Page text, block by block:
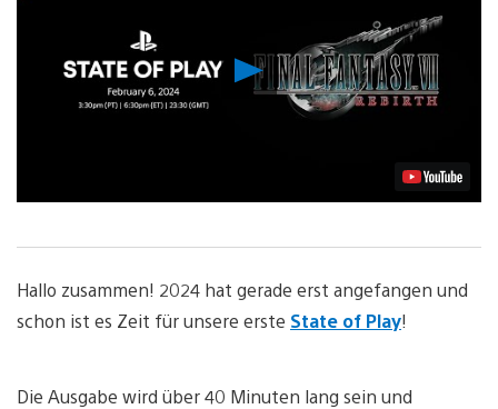
Video
abspielen
Hallo zusammen! 2024 hat gerade erst angefangen und
schon ist es Zeit für unsere erste State of Play!
Die Ausgabe wird über 40 Minuten lang sein und